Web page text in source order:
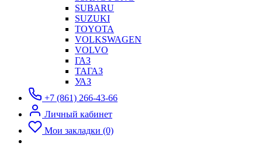
SUBARU
SUZUKI
TOYOTA
VOLKSWAGEN
VOLVO
ГАЗ
ТАГАЗ
УАЗ
+7 (861) 266-43-66
Личный кабинет
Мои закладки (0)